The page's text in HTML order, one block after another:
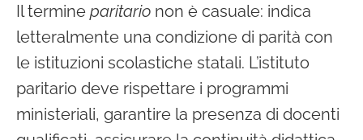
Il termine paritario non è casuale: indica
letteralmente una condizione di parità con
le istituzioni scolastiche statali. L’istituto
paritario deve rispettare i programmi
ministeriali, garantire la presenza di docenti